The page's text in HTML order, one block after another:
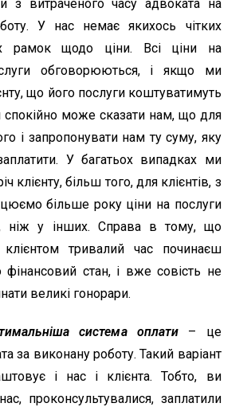
з витраченого часу адвоката на
У нас немає якихось чітких
рамок щодо ціни. Всі ціни на
обговорюються, і якщо ми
що його послуги коштуватимуть
спокійно може сказати нам, що для
і запропонувати нам ту суму, яку
У багатьох випадках ми
клієнту, більш того, для клієнтів, з
більше року ціни на послуги
ніж у інших. Справа в тому, що
тривалий час починаєш
фінансовий стан, і вже совість не
великі гонорари.
система оплати – це
за виконану роботу. Такий варіант
і нас і клієнта. Тобто, ви
проконсультувалися, заплатили